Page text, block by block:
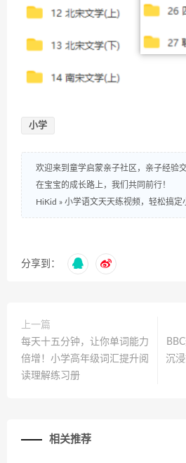
小学
欢迎来到童学启蒙亲子社区，亲子经验
在宝宝的成长路上，我们共同前行！
HiKid » 小学语文天天练视频，轻松搞定
分享到：
上一篇
每天十五分钟，让你单词能力
倍增！小学高年级词汇提升阅
读理解练习册
沉
相关推荐